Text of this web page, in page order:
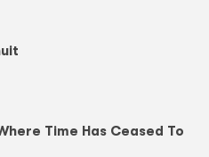
Time Has Ceased To